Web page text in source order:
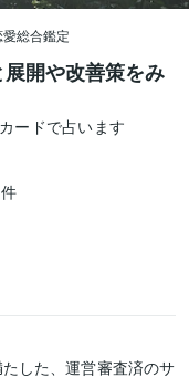
愛総合鑑定
開や改善策をみ
ードで占います
件
した、運営審査済のサ